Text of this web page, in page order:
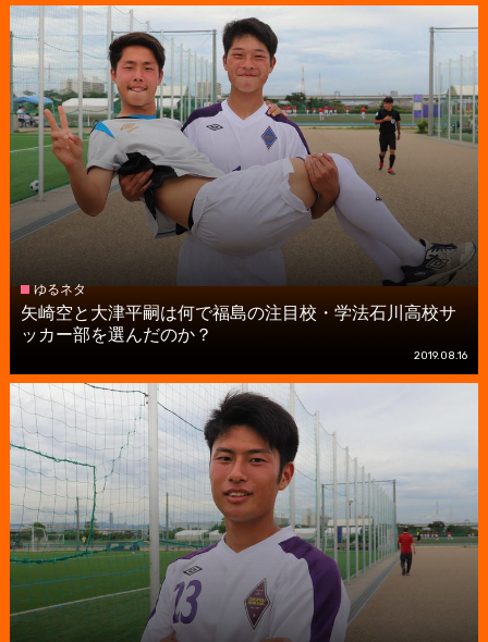
ゆるネタ
矢崎空と大津平嗣は何で福島の注目校・学法石川高校サ
ッカー部を選んだのか？
2019.08.16